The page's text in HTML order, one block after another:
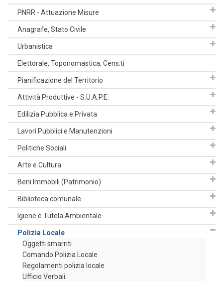
PNRR - Attuazione Misure
Anagrafe, Stato Civile
Urbanistica
Elettorale, Toponomastica, Cens.ti
Pianificazione del Territorio
Attività Produttive - S.U.A.P.E.
Edilizia Pubblica e Privata
Lavori Pubblici e Manutenzioni
Politiche Sociali
Arte e Cultura
Beni Immobili (Patrimonio)
Biblioteca comunale
Igiene e Tutela Ambientale
Polizia Locale
Oggetti smarriti
Comando Polizia Locale
Regolamenti polizia locale
Ufficio Verbali